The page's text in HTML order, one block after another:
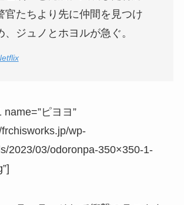
官たちより先に仲間を見つけ
、ジュノとホヨルが急ぐ。
ピヨヨ”
wp-
2023/03/odoronpa-350×350-1-